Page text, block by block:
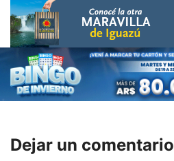
Dejar un comentario